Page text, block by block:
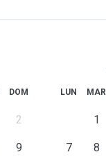
DOM
2
9
LUN MAR
1
7 8